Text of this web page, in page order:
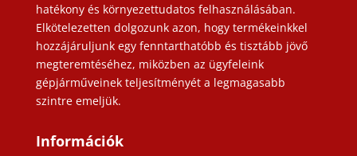
hatékony és környezettudatos felhasználásában.
Elkötelezetten dolgozunk azon, hogy termékeinkkel
hozzájáruljunk egy fenntarthatóbb és tisztább jövő
megteremtéséhez, miközben az ügyfeleink
gépjárműveinek teljesítményét a legmagasabb
szintre emeljük.
Információk